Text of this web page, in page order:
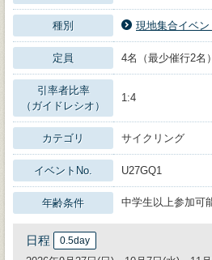
種別 現地集合イベン
定員 4名（最少催行2名）
引率者比率
（ガイドレシオ）
1:4
カテゴリ サイクリング
イベントNo. U27GQ1
年齢条件 中学生以上参加可
日程 0.5day